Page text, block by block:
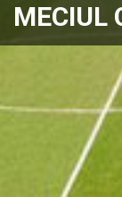
MECIUL